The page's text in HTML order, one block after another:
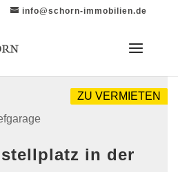
info@schorn-immobilien.de
ZU VERMIETEN
in der